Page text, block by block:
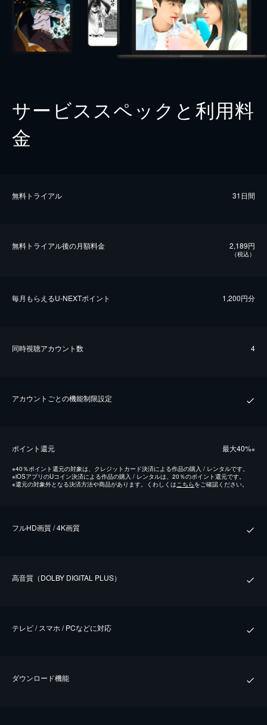
サービススペックと利用料
金
無料トライアル 31日間
無料トライアル後の⽉額料金 2,189円
（税込）
毎⽉もらえるU-NEXTポイント 1,200円分
同時視聴アカウント数 4
アカウントごとの機能制限設定
ポイント還元 最⼤40%※
※40％ポイント還元の対象は、クレジットカード決済による作品の購入 / レンタルです。
※iOSアプリのUコイン決済による作品の購入 / レンタルは、20％のポイント還元です。
※還元の対象外となる決済方法や商品があります。くわしくはこちらをご確認ください。
フルHD画質 / 4K画質
⾼⾳質（DOLBY DIGITAL PLUS）
テレビ / スマホ / PCなどに対応
ダウンロード機能